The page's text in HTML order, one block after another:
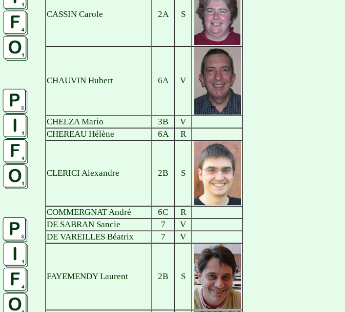
CASSIN Carole 2A S
CHAUVIN Hubert 6A V
CHELZA Mario 3B
V
CHEREAU Hélène
6A R
CLERICI Alexandre 2B S
COMMERGNAT André 6C
R
DE SABRAN Sancie
7
V
DE VAREILLES Béatrix
7 V
FAYEMENDY Laurent 2B S